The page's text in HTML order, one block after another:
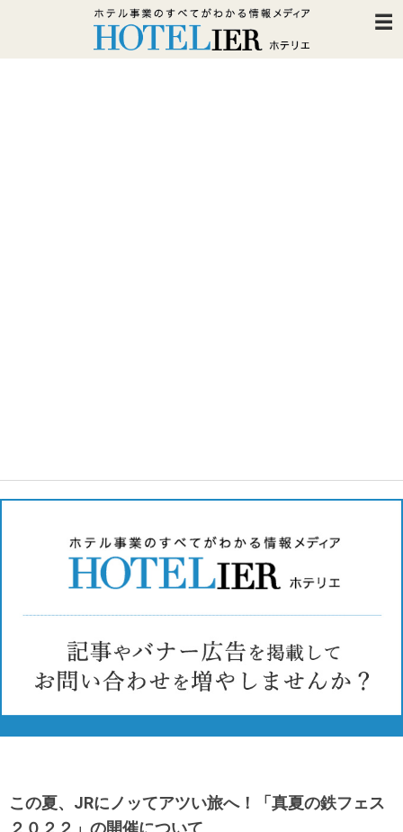
この夏、JRにノッてアツい旅へ！「真夏の鉄フェス
２０２２」の開催について